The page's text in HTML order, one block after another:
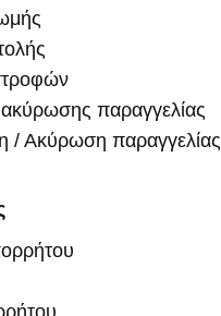
παραγγελίας
/ Ακύρωση παραγγελίας